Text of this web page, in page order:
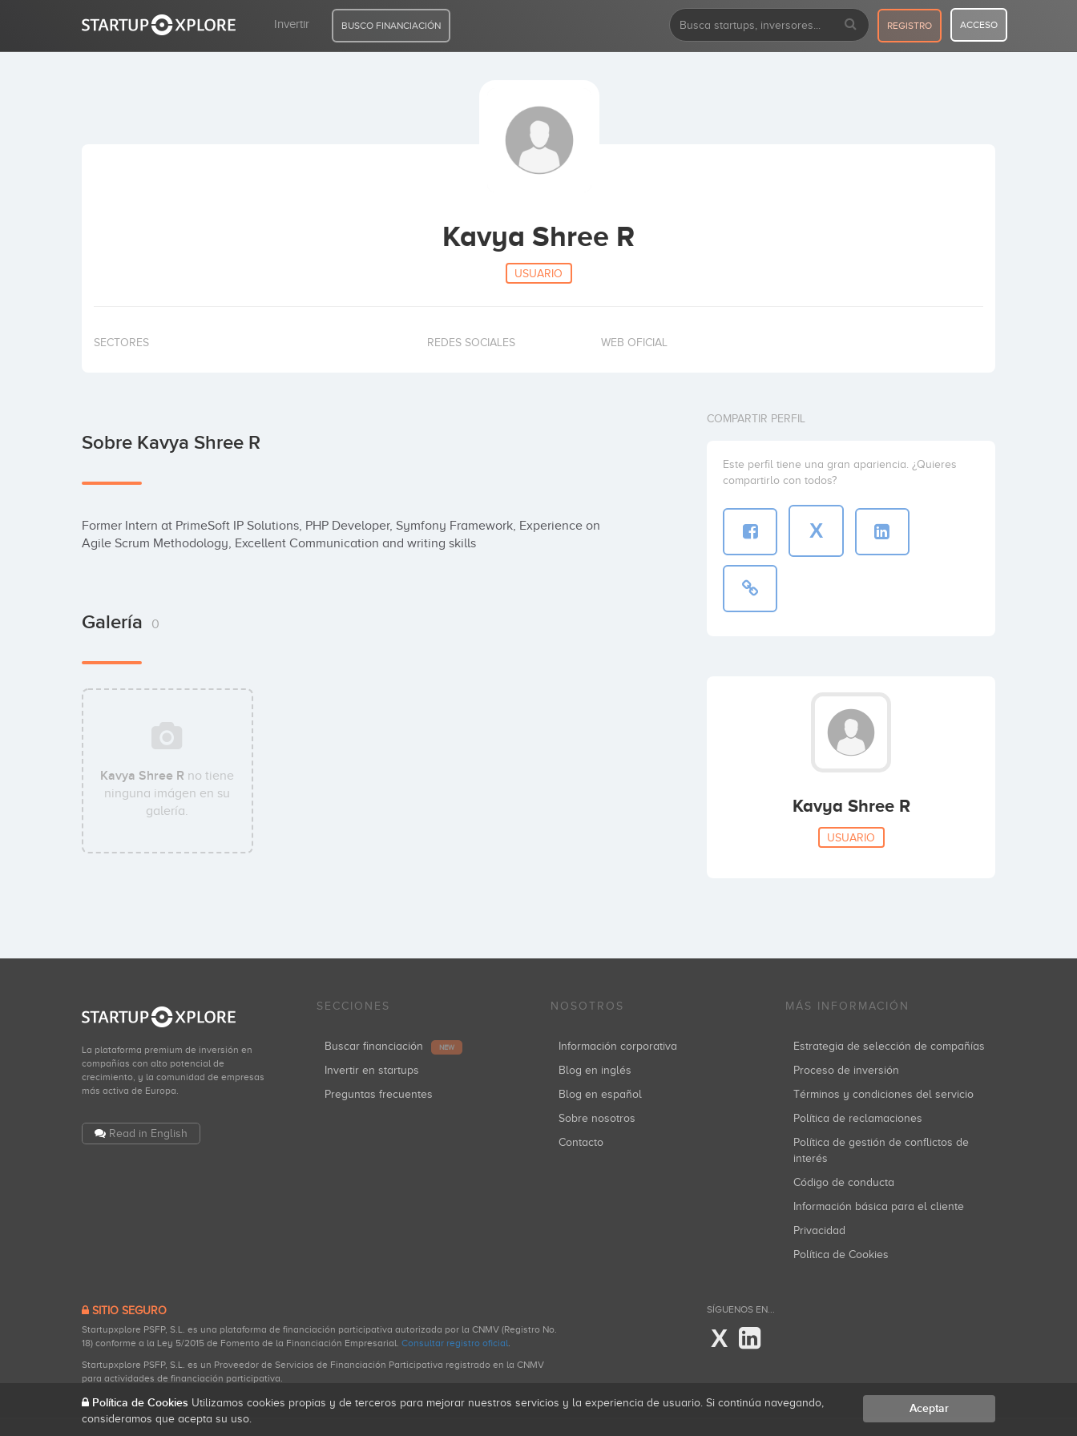
Invertir BUSCO FINANCIACIÓN REGISTRO ACCESO
Kavya Shree R
USUARIO
SECTORES REDES SOCIALES WEB OFICIAL
Sobre Kavya Shree R
Former Intern at PrimeSoft IP Solutions, PHP Developer, Symfony Framework, Experience on
Agile Scrum Methodology, Excellent Communication and writing skills
Galería 0
Kavya Shree R no tiene
ninguna imágen en su
galería.
COMPARTIR PERFIL
Este perfil tiene una gran apariencia. ¿Quieres
compartirlo con todos?
X
Kavya Shree R
USUARIO
La plataforma premium de inversión en
compañías con alto potencial de
crecimiento, y la comunidad de empresas
más activa de Europa.
Read in English
SECCIONES
Buscar financiación NEW
Invertir en startups
Preguntas frecuentes
NOSOTROS
Información corporativa
Blog en inglés
Blog en español
Sobre nosotros
Contacto
MÁS INFORMACIÓN
Estrategia de selección de compañías
Proceso de inversión
Términos y condiciones del servicio
Política de reclamaciones
Política de gestión de conflictos de
interés
Código de conducta
Información básica para el cliente
Privacidad
Política de Cookies
SITIO SEGURO
Startupxplore PSFP, S.L. es una plataforma de financiación participativa autorizada por la CNMV (Registro No.
18) conforme a la Ley 5/2015 de Fomento de la Financiación Empresarial. Consultar registro oficial.
Startupxplore PSFP, S.L. es un Proveedor de Servicios de Financiación Participativa registrado en la CNMV
para actividades de financiación participativa.
SÍGUENOS EN...
X
Política de Cookies Utilizamos cookies propias y de terceros para mejorar nuestros servicios y la experiencia de usuario. Si continúa navegando,
consideramos que acepta su uso.
Aceptar